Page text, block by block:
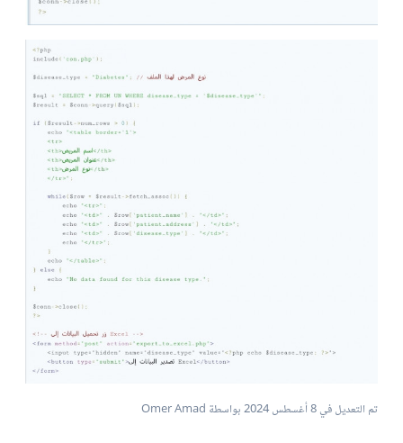
تم التعديل في8 أغسطس 2024 بواسطة Omer Amad